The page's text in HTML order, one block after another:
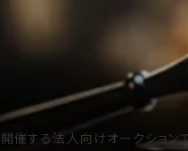
する法人向けオークション